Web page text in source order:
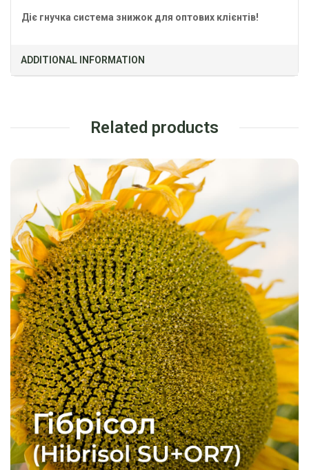
Діє гнучка система знижок для оптових клієнтів!
ADDITIONAL INFORMATION
Related products